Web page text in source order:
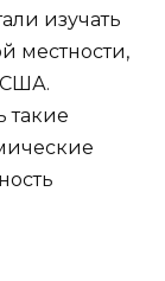
изучать
местности,
США.
такие